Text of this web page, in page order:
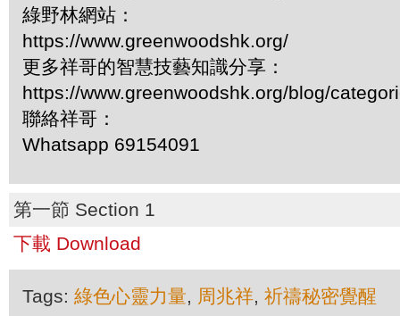
綠野林網站：
https://www.greenwoodshk.org/
更多祥哥的智慧技藝知識分享：
https://www.greenwoodshk.org/blog/
聯絡祥哥：
Whatsapp 69154091
第一節 Section 1
下載 Download
Tags: 綠色心靈力量, 周兆祥, 祈禱秘密覺醒